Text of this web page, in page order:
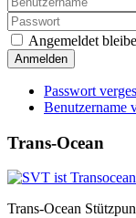
Angemeldet
Anmelden
Passwort
Benutzername
Trans-Ocean
Trans-Ocean